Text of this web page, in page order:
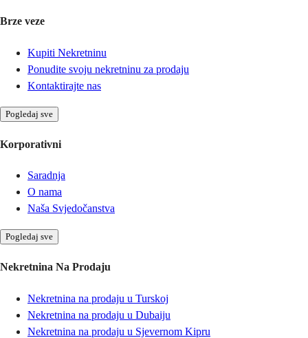
Brze veze
Kupiti Nekretninu
Ponudite svoju nekretninu za prodaju
Kontaktirajte nas
Pogledaj sve
Korporativni
Saradnja
O nama
Naša Svjedočanstva
Pogledaj sve
Nekretnina Na Prodaju
Nekretnina na prodaju u Turskoj
Nekretnina na prodaju u Dubaiju
Nekretnina na prodaju u Sjevernom Kipru